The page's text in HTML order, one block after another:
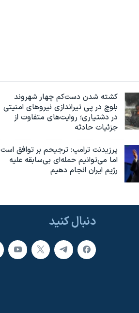
کشته شدن دست‌کم چهار شهروند
بلوچ در پی تیراندازی نیروهای امنیتی
در دشتیاری؛ روایت‌های متفاوت از
جزئیات حادثه
پرزیدنت ترامپ: ترجیحم بر توافق است
اما می‌توانیم حمله‌ای بی‌سابقه علیه
رژیم ایران انجام دهیم
دنبال کنید